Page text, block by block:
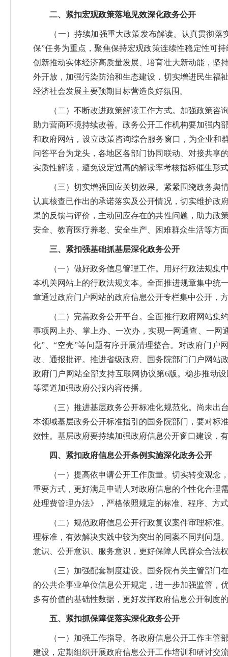
二、紧扣宏观政策落地见效深化政务公开
（一）持续加强重大政策发布解读。认真贯彻落
保”任务为重点，聚焦保持宏观政策连续性稳定性可
创新推动实体经济高质量发展、培育壮大新动能，坚
外开放，加强污染防治和生态建设，切实增进民生福
经济社会发展主要预期目标营造良好氛围。
（二）不断改进政策解读工作方式。加强政策咨询
助力营商环境持续改善。政务公开工作机构要加强内
和政府网站，设立政策咨询综合服务窗口，为企业和
问答平台为龙头，各地区各部门协同联动、对接共享
实质性解读，避免设定过高的解读率考核指标催生形
（三）切实增强回应关切效果。紧紧围绕政务舆情
认真核查已作出的承诺落实及公开情况，切实维护政
果的反馈与评价，主动回应存在的共性问题，助力政
安全、教育医疗养老、安全生产、困难群众生活等方
三、紧扣强基础抓基层深化政务公开
（一）做好政务信息管理工作。用好行政法规集中
本机关网站上的行政法规文本。全面推进规章集中统
章通过政府门户网站的政府信息公开专栏集中公开，
（二）完善政务公开平台。全面推行政府网站集约
事项网上办、掌上办、一次办，实现一网通查、一
化”、“空壳”等问题有序开展清理整合。对政府门户
改、通报批评。推进省级政府、国务院部门门户网站
政府门户网站全部支持互联网协议第6版。稳步推动
等渠道加强政府公报内容传播。
（三）推进基层政务公开标准化规范化。尚未出台
本领域基层政务公开标准指引的国务院部门，要对标
效性。基层政府要持续加强政府信息公开窗口建设，
四、紧扣政府信息公开条例实施深化政务公开
（一）提高依申请公开工作质量。切实转变观念，
重要方式，更好满足申请人对政府信息的个性化合理
处理费管理办法》，严格依照规定的标准、程序、方
（二）规范政府信息公开行政复议案件审理标准。
理标准，有效解决实践中较为突出的同案不同判问题
意识、公开意识、服务意识，更好保障人民群众合法
（三）加强配套制度建设。国务院有关主管部门在
的公共企事业单位信息公开规定，进一步加强监管，
多有价值的基础性数据，更好发挥政府信息公开制度
五、紧扣抓保障促落实深化政务公开
（一）加强工作指导。各政府信息公开工作主管部
建设，定期组织开展政府信息公开工作培训和研讨交